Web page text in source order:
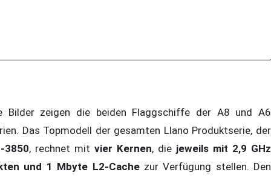
Bilder zeigen die beiden Flaggschiffe der A8 und A6
Das Topmodell der gesamten Llano Produktserie, der
3850, rechnet mit vier Kernen, die jeweils mit 2,9 GHz
und 1 Mbyte L2-Cachezur Verfügung stellen. Den